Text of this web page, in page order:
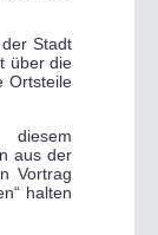
Stadt
über die
Ortsteile
aus der
Vortrag
halten